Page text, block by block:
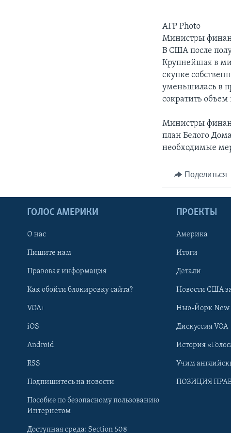
Learning English
AFP Photo
Министры
В США после
Крупнейшая в
скупке
уменьшилась в
сократить
Министры
план Белого
необходимые
Поделиться
ГОЛОС АМЕРИКИ
О нас
Пишите нам
Правовая информация
Как обойти блокировку сайта?
VOA+
iOS
Android
RSS
Подпишитесь на новости
Пособие по безопасному пользованию
Интернетом
Доступная среда: Section 508
ПРОЕКТЫ
Америка
Итоги
Детали
Новости США
Нью-Йорк New
Дискуссия VOA
История
Учим
ПОЗИЦИЯ